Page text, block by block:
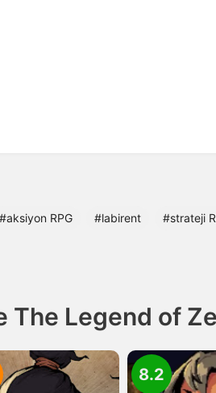
#aksiyon RPG #labirent #strateji
The Legend of
8.2